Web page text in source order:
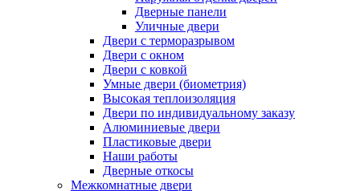
Дверные панели
Уличные двери
Двери с терморазрывом
Двери с окном
Двери с ковкой
Умные двери (биометрия)
Высокая теплоизоляция
Двери по индивидуальному заказу
Алюминиевые двери
Пластиковые двери
Наши работы
Дверные откосы
Межкомнатные двери